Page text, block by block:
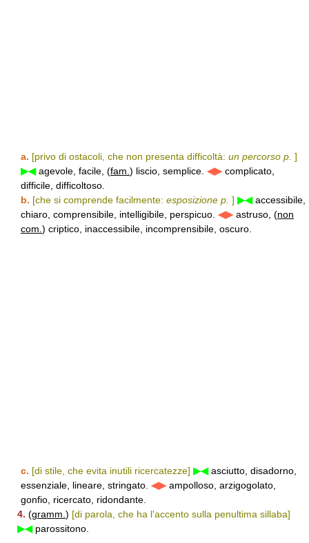
a. [privo di ostacoli, che non presenta difficoltà: un percorso p. ]
▶◀agevole, facile, (fam. ) liscio, semplice. ◀▶complicato,
difficile, difficoltoso.
b. [che si comprende facilmente: esposizione p. ] ▶◀accessibile,
chiaro, comprensibile, intelligibile, perspicuo. ◀▶astruso, (non
com. ) criptico, inaccessibile, incomprensibile, oscuro.
c. [di stile, che evita inutili ricercatezze] ▶◀asciutto, disadorno,
essenziale, lineare, stringato. ◀▶ampolloso, arzigogolato,
gonfio, ricercato, ridondante.
4. (gramm. ) [di parola, che ha l'accento sulla penultima sillaba]
▶◀parossitono.